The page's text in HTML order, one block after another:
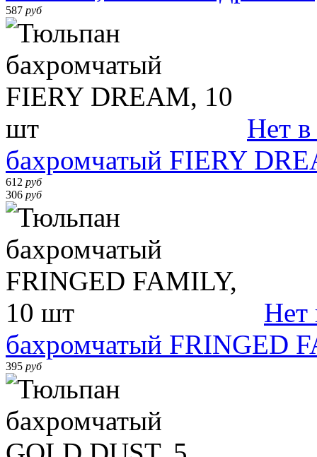
587 руб
Нет
бахромчатый FIERY
612 руб
306 руб
Нет
бахромчатый FRINGED
395 руб